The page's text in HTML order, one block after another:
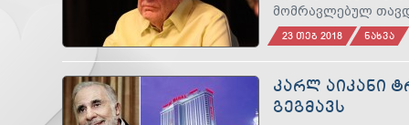
მომრავლებულ
23 ᲗᲔᲑ 2018 ᲜᲐᲮᲕᲐ
ᲙᲐᲠᲚ ᲐᲘᲙᲐᲜᲘ
ᲒᲔᲒᲛᲐᲕᲡ